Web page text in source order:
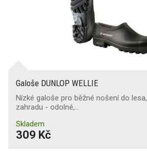
Galoše DUNLOP WELLIE
Nízké galoše pro běžné nošení do
zahradu - odolné,…
Skladem
309 Kč